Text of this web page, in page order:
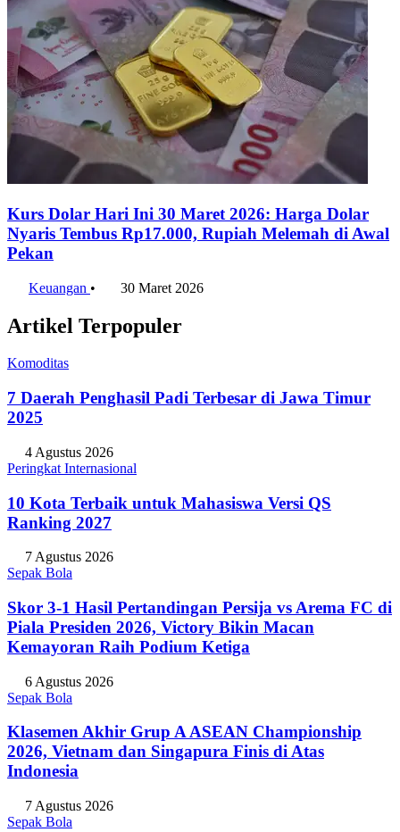
Kurs Dolar Hari Ini 30 Maret 2026: Harga Dolar
Nyaris Tembus Rp17.000, Rupiah Melemah di Awal
Pekan
Keuangan • 30 Maret 2026
Artikel Terpopuler
Komoditas
7 Daerah Penghasil Padi Terbesar di Jawa Timur
2025
4 Agustus 2026
Peringkat Internasional
10 Kota Terbaik untuk Mahasiswa Versi QS
Ranking 2027
7 Agustus 2026
Sepak Bola
Skor 3-1 Hasil Pertandingan Persija vs Arema FC di
Piala Presiden 2026, Victory Bikin Macan
Kemayoran Raih Podium Ketiga
6 Agustus 2026
Sepak Bola
Klasemen Akhir Grup A ASEAN Championship
2026, Vietnam dan Singapura Finis di Atas
Indonesia
7 Agustus 2026
Sepak Bola